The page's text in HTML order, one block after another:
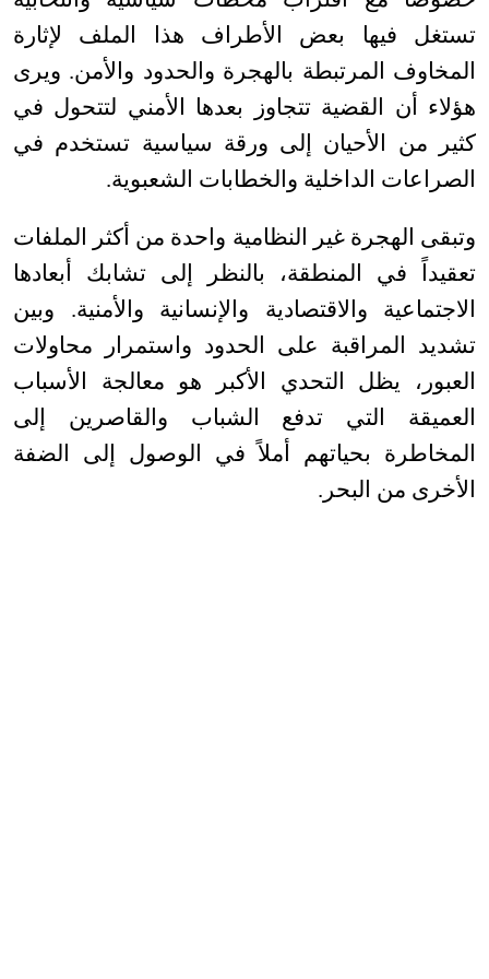
تستغل فيها بعض الأطراف هذا الملف لإثارة
المخاوف المرتبطة بالهجرة والحدود والأمن. ويرى
هؤلاء أن القضية تتجاوز بعدها الأمني لتتحول في
كثير من الأحيان إلى ورقة سياسية تستخدم في
الصراعات الداخلية والخطابات الشعبوية.
وتبقى الهجرة غير النظامية واحدة من أكثر الملفات
تعقيداً في المنطقة، بالنظر إلى تشابك أبعادها
الاجتماعية والاقتصادية والإنسانية والأمنية. وبين
تشديد المراقبة على الحدود واستمرار محاولات
العبور، يظل التحدي الأكبر هو معالجة الأسباب
العميقة التي تدفع الشباب والقاصرين إلى
المخاطرة بحياتهم أملاً في الوصول إلى الضفة
الأخرى من البحر .